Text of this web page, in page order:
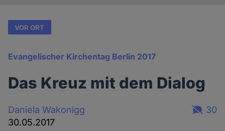
VOR ORT
Evangelischer Kirchentag Berlin 2017
Das Kreuz mit dem Dialog
Daniela Wakonigg
30.05.2017
30